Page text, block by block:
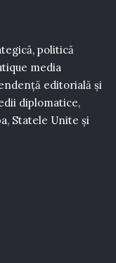
politică
media
editorială și
diplomatice,
Statele Unite și